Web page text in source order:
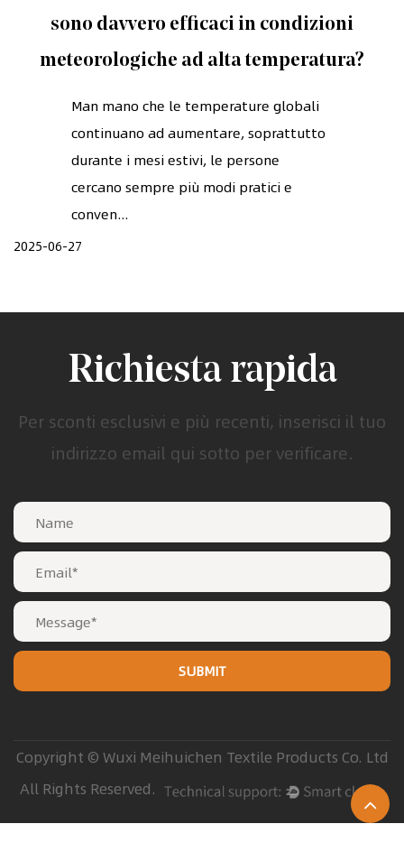
sono davvero efficaci in condizioni
meteorologiche ad alta temperatura?
Man mano che le temperature globali
continuano ad aumentare, soprattutto
durante i mesi estivi, le persone
cercano sempre più modi pratici e
conven...
2025-06-27
Richiesta rapida
Per sconti esclusivi e più recenti, inserisci il tuo
indirizzo email qui sotto per verificare.
Copyright © Wuxi Meihuichen Textile Products Co. Ltd
All Rights Reserved.